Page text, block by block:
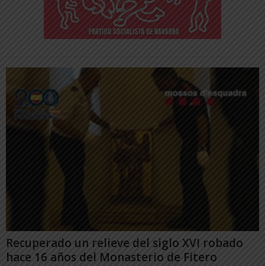
Recuperado un relieve del siglo XVI robado
hace 16 años del Monasterio de Fitero